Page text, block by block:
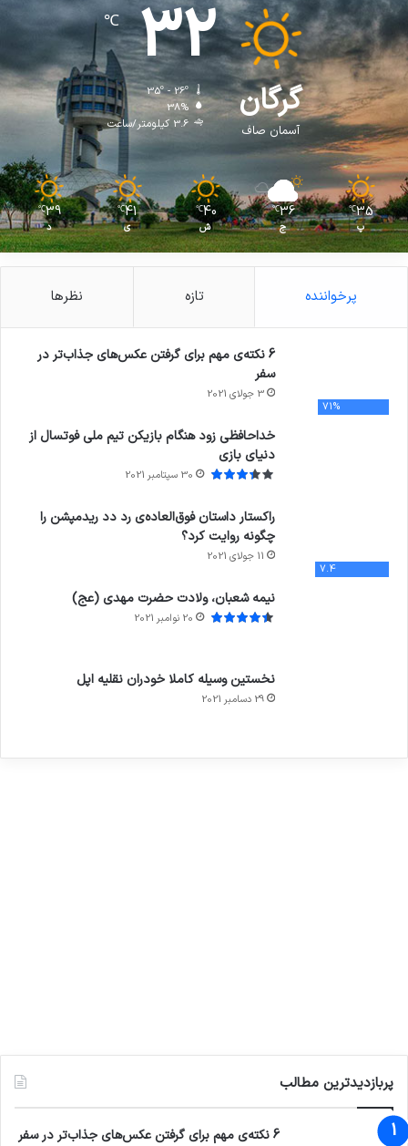
گرگان
آسمان صاف
32
℃
35º - 26º
38%
3.6 کیلومتر/ساعت
35
℃
پ
36
℃
ج
40
℃
ش
41
℃
ی
39
℃
د
پرخواننده تازه نظرها
71%
6 نکته‌ی مهم برای گرفتن عکس‌های جذاب‌تر در
سفر
3 جولای 2021
خداحافظی زود هنگام بازیکن تیم ملی فوتسال از
دنیای بازی
30 سپتامبر 2021
7.4
راکستار داستان فوق‌العاده‌ی رد دد ریدمپشن را
چگونه روایت کرد؟
11 جولای 2021
نیمه شعبان، ولادت حضرت مهدی (عج)
20 نوامبر 2021
نخستین وسیله کاملا خودران نقلیه اپل
29 دسامبر 2021
پربازدیدترین مطالب
6 نکته‌ی مهم برای گرفتن عکس‌های جذاب‌تر در سفر